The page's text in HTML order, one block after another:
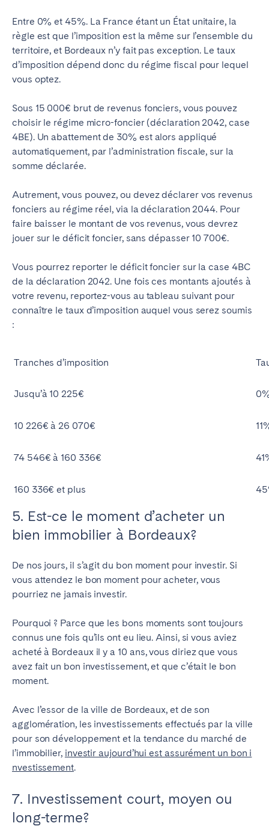
Entre 0% et 45%. La France étant un État unitaire, la
règle est que l’imposition est la même sur l’ensemble du
territoire, et Bordeaux n’y fait pas exception. Le taux
d’imposition dépend donc du régime fiscal pour lequel
vous optez.
Sous 15 000€ brut de revenus fonciers, vous pouvez
choisir le régime micro-foncier (déclaration 2042, case
4BE). Un abattement de 30% est alors appliqué
automatiquement, par l’administration fiscale, sur la
somme déclarée.
Autrement, vous pouvez, ou devez déclarer vos revenus
fonciers au régime réel, via la déclaration 2044. Pour
faire baisser le montant de vos revenus, vous devrez
jouer sur le déficit foncier, sans dépasser 10 700€.
Vous pourrez reporter le déficit foncier sur la case 4BC
de la déclaration 2042. Une fois ces montants ajoutés à
votre revenu, reportez-vous au tableau suivant pour
connaître le taux d’imposition auquel vous serez soumis
:
Tranches d’imposition
Jusqu’à 10 225€
10 226€ à 26 070€
74 546€ à 160 336€
160 336€ et plus
5. Est-ce le moment d’acheter un
bien immobilier à Bordeaux?
De nos jours, il s’agit du bon moment pour investir. Si
vous attendez le bon moment pour acheter, vous
pourriez ne jamais investir.
Pourquoi ? Parce que les bons moments sont toujours
connus une fois qu’ils ont eu lieu. Ainsi, si vous aviez
acheté à Bordeaux il y a 10 ans, vous diriez que vous
avez fait un bon investissement, et que c’était le bon
moment.
Avec l’essor de la ville de Bordeaux, et de son
agglomération, les investissements effectués par la ville
pour son développement et la tendance du marché de
l’immobilier, investir aujourd’hui est assurément un bon i
nvestissement.
7. Investissement court, moyen ou
long-terme?